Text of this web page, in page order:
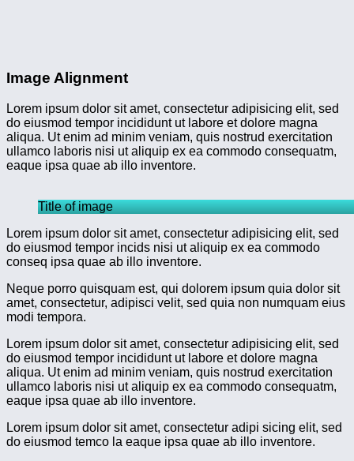
Image Alignment
Lorem ipsum dolor sit amet, consectetur adipisicing elit, sed
do eiusmod tempor incididunt ut labore et dolore magna
aliqua. Ut enim ad minim veniam, quis nostrud exercitation
ullamco laboris nisi ut aliquip ex ea commodo consequatm,
eaque ipsa quae ab illo inventore.
Title of image
Lorem ipsum dolor sit amet, consectetur adipisicing elit, sed
do eiusmod tempor incids nisi ut aliquip ex ea commodo
conseq ipsa quae ab illo inventore.
Neque porro quisquam est, qui dolorem ipsum quia dolor sit
amet, consectetur, adipisci velit, sed quia non numquam eius
modi tempora.
Lorem ipsum dolor sit amet, consectetur adipisicing elit, sed
do eiusmod tempor incididunt ut labore et dolore magna
aliqua. Ut enim ad minim veniam, quis nostrud exercitation
ullamco laboris nisi ut aliquip ex ea commodo consequatm,
eaque ipsa quae ab illo inventore.
Lorem ipsum dolor sit amet, consectetur adipi sicing elit, sed
do eiusmod temco la eaque ipsa quae ab illo inventore.